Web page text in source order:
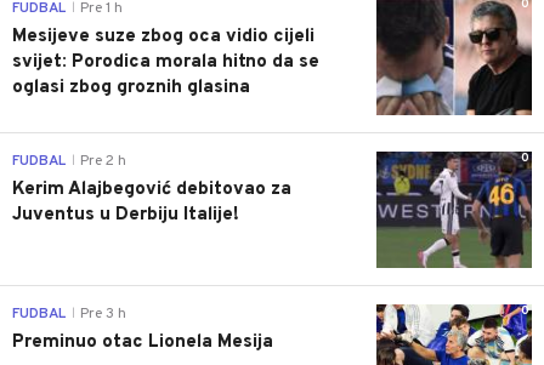
0
FUDBAL Pre 1 h
Mesijeve suze zbog oca vidio cijeli
svijet: Porodica morala hitno da se
oglasi zbog groznih glasina
0
FUDBAL Pre 2 h
Kerim Alajbegović debitovao za
Juventus u Derbiju Italije!
0
FUDBAL Pre 3 h
Preminuo otac Lionela Mesija